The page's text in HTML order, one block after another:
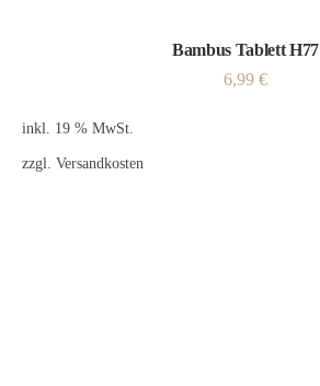
Bambus Tablett H77
6,99 €
inkl. 19 % MwSt.
zzgl. Versandkosten